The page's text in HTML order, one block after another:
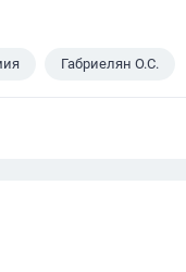
Габриелян О.С.